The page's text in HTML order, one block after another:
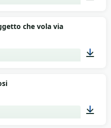
che vola via